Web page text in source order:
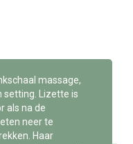
massage,
setting. Lizette is
als na de
neer te
Haar